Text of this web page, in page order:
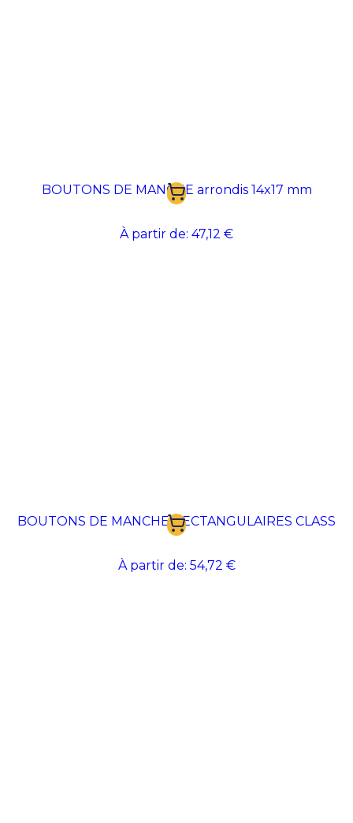
BOUTONS DE MANCHE arrondis 14x17 mm
À partir de: 47,12 €
BOUTONS DE MANCHE RECTANGULAIRES CLASS
À partir de: 54,72 €